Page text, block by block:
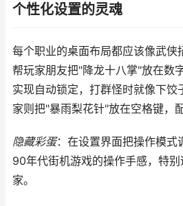
个性化设置的灵魂
每个职业的桌面布局都应该像武侠
帮玩家朋友把"降龙十八掌"放在数
实现自动锁定，打群怪时就像下饺
家则把"暴雨梨花针"放在空格键，
隐藏彩蛋：在设置界面把操作模式
90年代街机游戏的操作手感，特
家。